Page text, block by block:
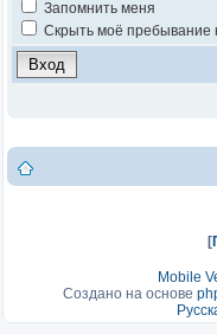
Запомнить меня
Скрыть моё пребывание
[
Mobile
Создано на основе